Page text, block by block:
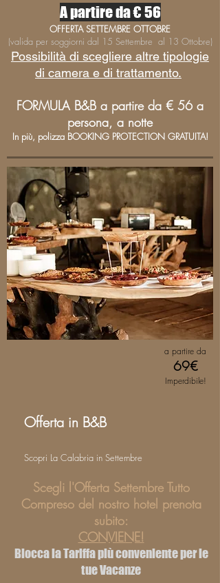
A partire da € 56
OFFERTA SETTEMBRE OTTOBRE
(valida per soggiorni dal 15 Settembre al 13 Ottobre)
Possibilità di scegliere altre tipologie
di camera e di trattamento.
FORMULA B&B a partire da € 56 a
persona, a notte
In più, polizza BOOKING PROTECTION GRATUITA!
a partire da
69€
Imperdibile!
Offerta in B&B
Scopri La Calabria in Settembre
Scegli l'Offerta Settembre Tutto
Compreso del nostro hotel prenota
subito:
CONVIENE!
Blocca la Tariffa più conveniente per le
tue Vacanze